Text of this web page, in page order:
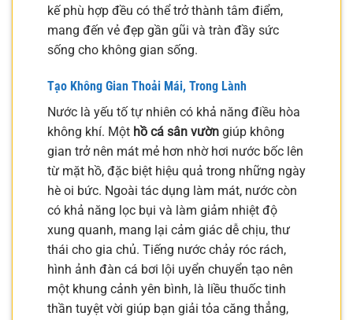
kế phù hợp đều có thể trở thành tâm điểm,
mang đến vẻ đẹp gần gũi và tràn đầy sức
sống cho không gian sống.
Tạo Không Gian Thoải Mái, Trong Lành
Nước là yếu tố tự nhiên có khả năng điều hòa
không khí. Một hồ cá sân vườn giúp không
gian trở nên mát mẻ hơn nhờ hơi nước bốc lên
từ mặt hồ, đặc biệt hiệu quả trong những ngày
hè oi bức. Ngoài tác dụng làm mát, nước còn
có khả năng lọc bụi và làm giảm nhiệt độ
xung quanh, mang lại cảm giác dễ chịu, thư
thái cho gia chủ. Tiếng nước chảy róc rách,
hình ảnh đàn cá bơi lội uyển chuyển tạo nên
một khung cảnh yên bình, là liều thuốc tinh
thần tuyệt vời giúp bạn giải tỏa căng thẳng,